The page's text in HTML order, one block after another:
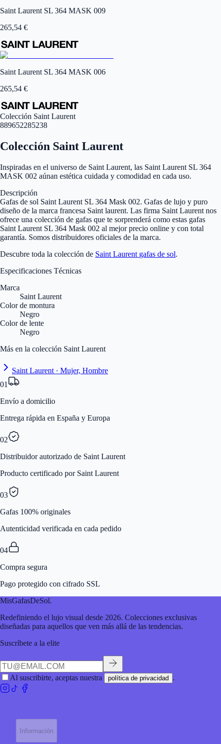
Saint Laurent SL 364 MASK 009
265,54 €
Saint Laurent SL 364 MASK 006
265,54 €
Colección Saint Laurent
889652285238
Colección Saint Laurent
Inspiradas en el universo de Saint Laurent, las Saint Laurent SL 364
MASK 002 aúnan estética cuidada y comodidad en cada uso.
Descripción
Gafas de sol Saint Laurent SL 364 Mask 002. Gafas de lujo y puro
diseño de la marca francesa Saint laurent. Las firma Saint Laurent nos
ofrece una colección de gafas que te sorprenderá como estas gafas
Saint Laurent SL 364 Mask 002 al mejor precio online y con total
garantía. Somos distribuidores oficiales de la marca.
Descubre toda la colección de Saint Laurent gafas de sol.
Especificaciones Técnicas
Marca
Saint Laurent
Color de montura
Negro
Color de lente
Negro
Más en la colección Saint Laurent
Saint Laurent · Mujer, Hombre
01
Envío a domicilio
Entrega rápida en España y Europa
02
Distribuidor autorizado de Saint Laurent
Producto certificado por Saint Laurent
03
Gafas 100% originales
Autenticidad verificada en cada pedido
04
Compra segura
Pago protegido con cifrado SSL
MisGafasDeSol.
Redefiniendo el lujo visual desde 2026. Colecciones exclusivas
diseñadas para aquellos que ven más allá de las tendencias.
Suscríbete a la elite
Al suscribirte, aceptas nuestra política de privacidad .
Información